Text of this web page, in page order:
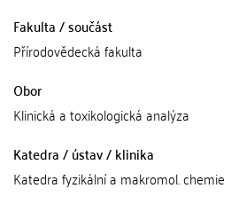
Fakulta / součást
Přírodovědecká fakulta
Obor
Klinická a toxikologická analýza
Katedra / ústav / klinika
Katedra fyzikální a makromol. chemie